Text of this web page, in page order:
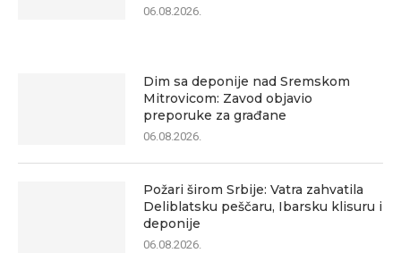
06.08.2026.
Dim sa deponije nad Sremskom
Mitrovicom: Zavod objavio
preporuke za građane
06.08.2026.
Požari širom Srbije: Vatra zahvatila
Deliblatsku peščaru, Ibarsku klisuru i
deponije
06.08.2026.